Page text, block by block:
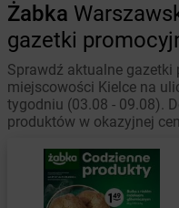
Żabka
gazetki
Sprawdź aktualne
miejscowości Kielce na
tygodniu (03.08 - 09.08).
produktów w okazyjnej